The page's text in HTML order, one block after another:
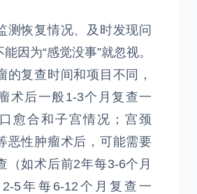
测恢复情况、及时发现问
因为“感觉没事”就忽视。
的复查时间和项目不同，
术后一般1-3个月复查一
愈合和子宫情况；宫颈
恶性肿瘤术后，可能需要
（如术后前2年每3-6个月
5年每6-12个月复查一